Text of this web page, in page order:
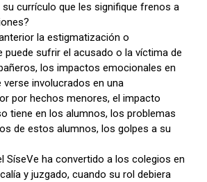
currículo que les signifique frenos a
la estigmatización o
puede sufrir el acusado o la víctima de
los impactos emocionales en
verse involucrados en una
por hechos menores, el impacto
tiene en los alumnos, los problemas
de estos alumnos, los golpes a su
SíseVe ha convertido a los colegios en
y juzgado, cuando su rol debiera